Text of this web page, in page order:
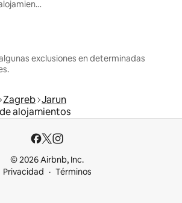
Renta mensual de alojamientos
exclusiones en determinadas
Zagreb Jarun
alojamientos
© 2026 Airbnb, Inc.
Privacidad
Términos